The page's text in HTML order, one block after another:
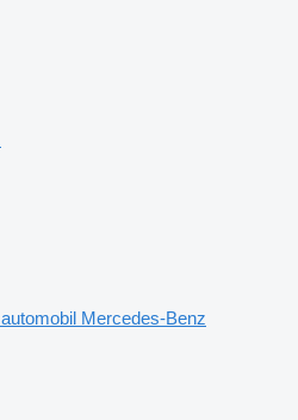
automobil Mercedes-Benz